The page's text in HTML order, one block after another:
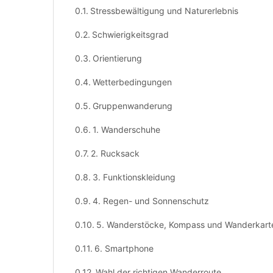
Stressbewältigung und Naturerlebnis
Schwierigkeitsgrad
Orientierung
Wetterbedingungen
Gruppenwanderung
1. Wanderschuhe
2. Rucksack
3. Funktionskleidung
4. Regen- und Sonnenschutz
5. Wanderstöcke, Kompass und
6. Smartphone